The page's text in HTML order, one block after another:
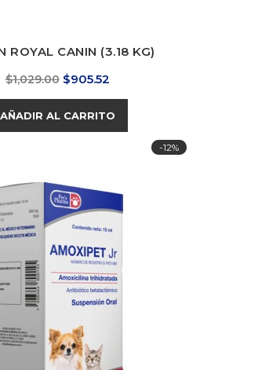
ROYAL CANIN (3.18 KG)
Precio
$1,029.00 Precio
$905.52
AÑADIR AL CARRITO
-12%